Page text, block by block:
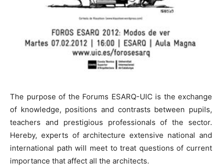
The purpose of the Forums ESARQ-UIC is the exchange
of knowledge, positions and contrasts between pupils,
teachers and prestigious professionals of the sector.
Hereby, experts of architecture extensive national and
international path will meet to treat questions of current
importance that affect all the architects.